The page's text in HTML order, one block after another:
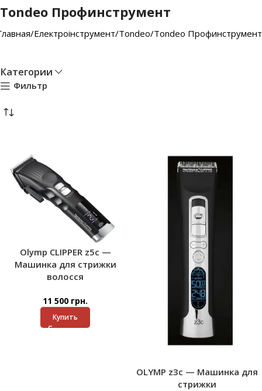
Tondeo Профинструмент
Електроінструмент Tondeo Tondeo Профинструмент
Категории
Фильтр
Olymp CLIPPER z5c —
Машинка для стрижки
волосся
11 500 грн.
Купить
OLYMP z3с — Машинка для
стрижки